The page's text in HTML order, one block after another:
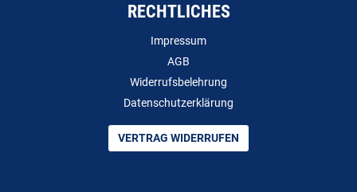
RECHTLICHES
Impressum
AGB
Widerrufsbelehrung
Datenschutzerklärung
VERTRAG WIDERRUFEN